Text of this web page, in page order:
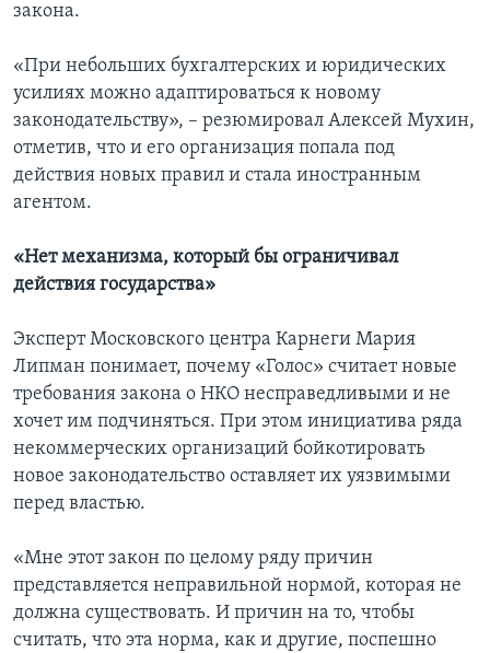
закона.
«При небольших бухгалтерских и юридических
усилиях можно адаптироваться к новому
законодательству», – резюмировал Алексей Мухин,
отметив, что и его организация попала под
действия новых правил и стала иностранным
агентом.
«Нет механизма, который бы ограничивал
действия государства»
Эксперт Московского центра Карнеги Мария
Липман понимает, почему «Голос» считает новые
требования закона о НКО несправедливыми и не
хочет им подчиняться. При этом инициатива ряда
некоммерческих организаций бойкотировать
новое законодательство оставляет их уязвимыми
перед властью.
«Мне этот закон по целому ряду причин
представляется неправильной нормой, которая не
должна существовать. И причин на то, чтобы
считать, что эта норма, как и другие, поспешно